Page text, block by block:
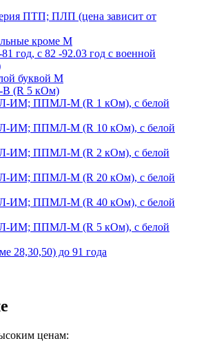
ПТП; ПЛП (цена зависит от
кроме М
год, с 82 -92.03 год с военной
буквой М
(R 5 кОм)
ППМЛ-М (R 1 кОм), с белой
ППМЛ-М (R 10 кОм), с белой
ППМЛ-М (R 2 кОм), с белой
ППМЛ-М (R 20 кОм), с белой
ППМЛ-М (R 40 кОм), с белой
ППМЛ-М (R 5 кОм), с белой
28,30,50) до 91 года
ценам: